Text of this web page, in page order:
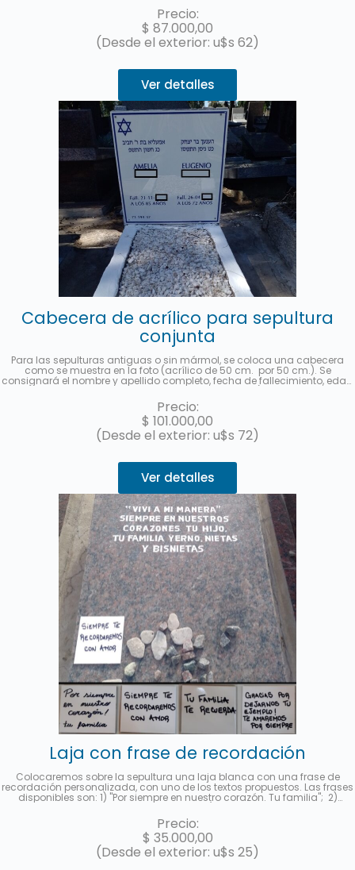
sepultura). Se enviará una foto una vez finalizado el trabajo. Hasta 3
cuotas sin interés con MercadoPago.
Precio:
$ 87.000,00
(Desde el exterior: u$s 62)
Ver detalles
Cabecera de acrílico para sepultura
conjunta
Para las sepulturas antiguas o sin mármol, se coloca una cabecera
como se muestra en la foto (acrílico de 50 cm. por 50 cm.). Se
consignará el nombre y apellido completo, fecha de fallecimiento, edad
sepultura) de cada fallecido. Se enviará una foto una vez finalizado el
trabajo. Hasta 3 cuotas sin interés con MercadoPago.
Precio:
$ 101.000,00
(Desde el exterior: u$s 72)
Ver detalles
Laja con frase de recordación
Colocaremos sobre la sepultura una laja blanca con una frase de
recordación personalizada, con uno de los textos propuestos. Las frases
disponibles son: 1) "Por siempre en nuestro corazón. Tu familia"; 2)
ejemplo. Te amaremos por siempre." y 4) "Tu familia te recuerda.".
Deberá indicar al contratar el servicio la frase seleccionada en la
sección "observaciones". Le enviaremos una foto a su e-mail cuando se
haya realizado.
Precio:
$ 35.000,00
(Desde el exterior: u$s 25)